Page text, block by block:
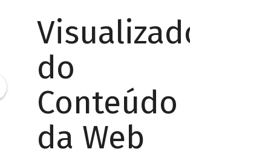
Visualizador
do
Conteúdo
da Web